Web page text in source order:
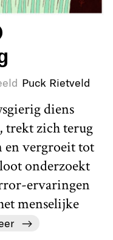
Puck Rietveld
diens
trekt zich terug
en vergroeit tot
onderzoekt
ervaringen
menselijke